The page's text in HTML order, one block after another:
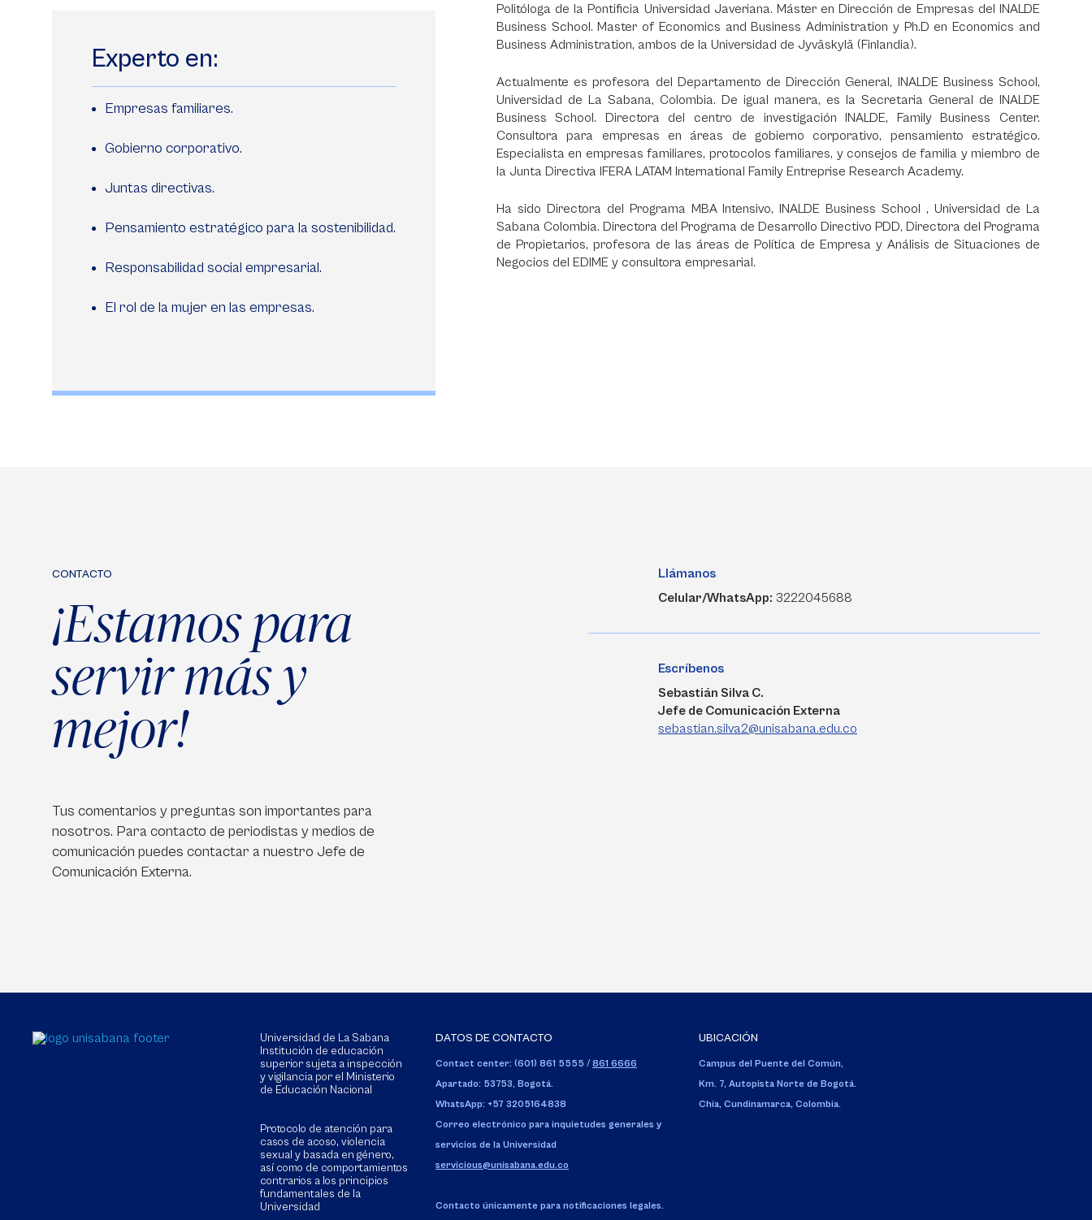
Experto en:
Empresas familiares.
Gobierno corporativo.
Juntas directivas.
Pensamiento estratégico para la sostenibilidad.
Responsabilidad social empresarial.
El rol de la mujer en las empresas.
Politóloga de la Pontificia Universidad Javeriana. Máster en Dirección de Empresas del INALDE
Business School. Master of Economics and Business Administration y Ph.D en Economics and
Business Administration, ambos de la Universidad de Jyväskylä (Finlandia).
Actualmente es profesora del Departamento de Dirección General, INALDE Business School,
Universidad de La Sabana, Colombia. De igual manera, es la Secretaria General de INALDE
Business School. Directora del centro de investigación INALDE, Family Business Center.
Consultora para empresas en áreas de gobierno corporativo, pensamiento estratégico.
Especialista en empresas familiares, protocolos familiares, y consejos de familia y miembro de
la Junta Directiva IFERA LATAM International Family Entreprise Research Academy.
Ha sido Directora del Programa MBA Intensivo, INALDE Business School , Universidad de La
Sabana Colombia. Directora del Programa de Desarrollo Directivo PDD, Directora del Programa
de Propietarios, profesora de las áreas de Política de Empresa y Análisis de Situaciones de
Negocios del EDIME y consultora empresarial.
CONTACTO
¡Estamos para
servir más y
mejor!
Tus comentarios y preguntas son importantes para
nosotros. Para contacto de periodistas y medios de
comunicación puedes contactar a nuestro Jefe de
Comunicación Externa.
Llámanos
Celular/WhatsApp: 3222045688
Escríbenos
Sebastián Silva C.
Jefe de Comunicación Externa
sebastian.silva2@unisabana.edu.co
Universidad de La Sabana
Institución de educación
superior sujeta a inspección
y vigilancia por el Ministerio
de Educación Nacional
Protocolo de atención para
casos de acoso, violencia
sexual y basada en género,
así como de comportamientos
contrarios a los principios
fundamentales de la
Universidad
DATOS DE CONTACTO
Contact center: (601) 861 5555 / 861 6666
Apartado: 53753, Bogotá.
WhatsApp: +57 3205164838
Correo electrónico para inquietudes generales y
servicios de la Universidad
servicious@unisabana.edu.co
Contacto únicamente para notificaciones legales.
UBICACIÓN
Campus del Puente del Común,
Km. 7, Autopista Norte de Bogotá.
Chía, Cundinamarca, Colombia.